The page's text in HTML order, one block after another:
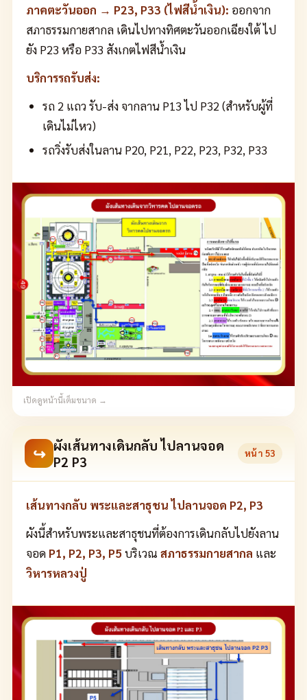
ภาคตะวันออก → P23, P33 (ไฟสีน้ำเงิน): ออกจาก
สภาธรรมกายสากล เดินไปทางทิศตะวันออกเฉียงใต้ ไป
ยัง P23 หรือ P33 สังเกตไฟสีน้ำเงิน
บริการรถรับส่ง:
รถ 2 แถว รับ-ส่ง จากลาน P13 ไป P32 (สำหรับผู้ที่
เดินไม่ไหว)
รถวิ่งรับส่งในลาน P20, P21, P22, P23, P32, P33
เปิดดูหน้านี้เต็มขนาด →
↪ ผังเส้นทางเดินกลับ ไปลานจอด
P2 P3
หน้า 53
เส้นทางกลับ พระและสาธุชน ไปลานจอด P2, P3
ผังนี้สำหรับพระและสาธุชนที่ต้องการเดินกลับไปยังลาน
จอด P1, P2, P3, P5บริเวณ สภาธรรมกายสากล และ
วิหารหลวงปู่